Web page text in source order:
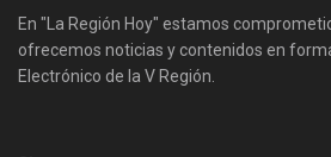
En "La Región Hoy" estamos
ofrecemos noticias y contenidos en
Electrónico de la V Región.